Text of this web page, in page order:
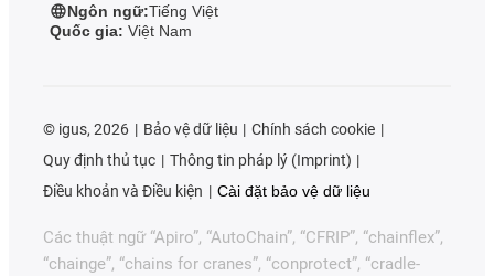
Ngôn ngữ:Tiếng Việt
Quốc gia: Việt Nam
© igus, 2026 Bảo vệ dữ liệu
Chính sách cookie
Quy định thủ tục
Thông tin pháp lý (Imprint)
Điều khoản và Điều kiện
Cài đặt bảo vệ dữ liệu
Các thuật ngữ “Apiro”, “AutoChain”, “CFRIP”, “chainflex”,
“chainge”, “chains for cranes”, “conprotect”, “cradle-